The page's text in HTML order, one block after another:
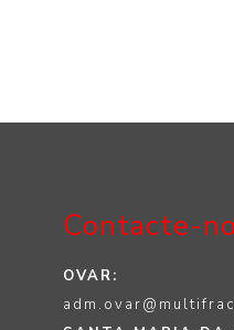
Contacte-
OVAR: